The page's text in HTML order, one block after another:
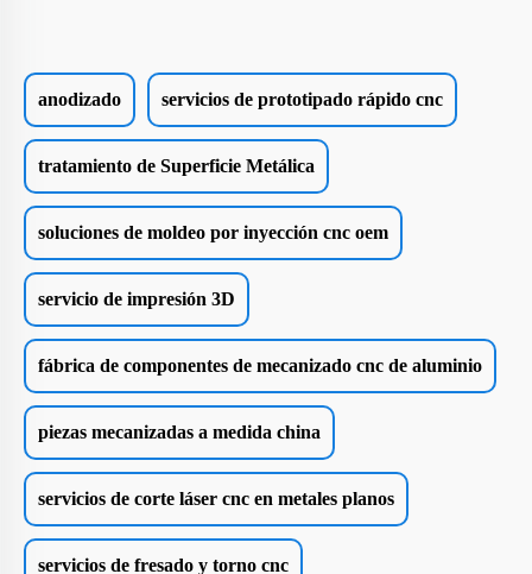
anodizado servicios de prototipado rápido cnc
tratamiento de Superficie Metálica
soluciones de moldeo por inyección cnc oem
servicio de impresión 3D
fábrica de componentes de mecanizado cnc de aluminio
piezas mecanizadas a medida china
servicios de corte láser cnc en metales planos
servicios de fresado y torno cnc